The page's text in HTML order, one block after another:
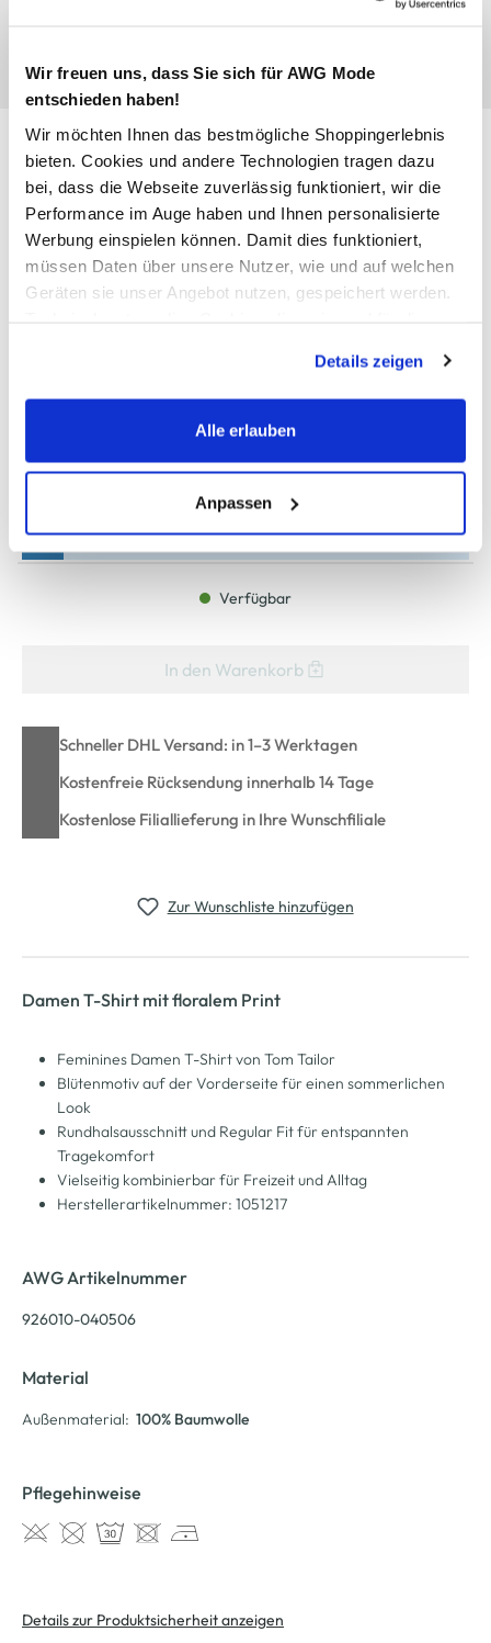
Wir freuen uns, dass Sie sich für AWG Mode
entschieden haben!
Wir möchten Ihnen das bestmögliche Shoppingerlebnis
bieten. Cookies und andere Technologien tragen dazu
bei, dass die Webseite zuverlässig funktioniert, wir die
Performance im Auge haben und Ihnen personalisierte
Werbung einspielen können. Damit dies funktioniert,
müssen Daten über unsere Nutzer, wie und auf welchen
Geräten sie unser Angebot nutzen, gespeichert werden.
werden, werden bei der Nutzung der Webseite auf jeden
Fall gesetzt. Cookies von Drittanbietern für Analyse- oder
Trackingzwecke werden nur dann aktiviert, wenn Sie das
erlauben" bzw. "Alle erlauben" klicken. Mehr dazu
(einschließlich der Möglichkeit, die Einwilligungserklärung
zu ändern oder zu widerrufen) erfahren Sie in unserem
Cookie-Hinweisbzw. derDatenschutzerklärung.
Details zeigen
Alle erlauben
Anpassen
Damen T-Shirt mit floralem
Print
14,99 €
Ursprünglicher Preis:17,99 €
XS S M L XL XXL
Bitte wählen Sie eine Größe aus
Verfügbar
In den Warenkorb
Schneller DHL Versand: in 1–3 Werktagen
Kostenfreie Rücksendung innerhalb 14 Tage
Kostenlose Filiallieferung in Ihre Wunschfiliale
Zur Wunschliste hinzufügen
Damen T-Shirt mit floralem Print
Feminines Damen T-Shirt von Tom Tailor
Blütenmotiv auf der Vorderseite für einen sommerlichen
Look
Rundhalsausschnitt und Regular Fit für entspannten
Tragekomfort
Vielseitig kombinierbar für Freizeit und Alltag
Herstellerartikelnummer: 1051217
AWG Artikelnummer
926010-040506
Material
Außenmaterial: 100% Baumwolle
Pflegehinweise
Details zur Produktsicherheit anzeigen